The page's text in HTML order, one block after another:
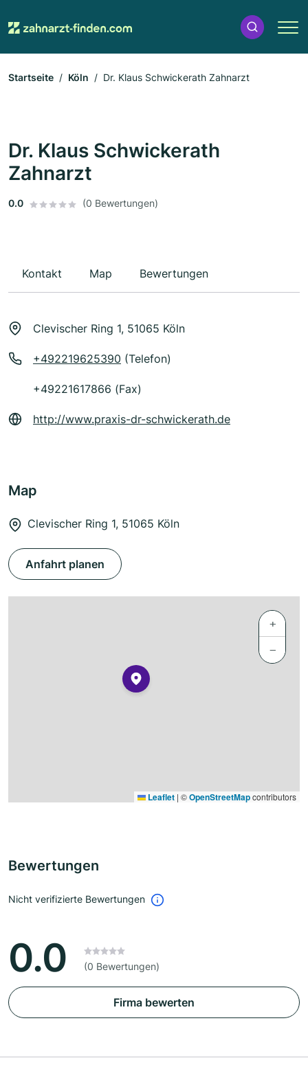
Startseite Köln Dr. Klaus Schwickerath Zahnarzt
Dr. Klaus Schwickerath
Zahnarzt
0.0 (0 Bewertungen)
Kontakt Map Bewertungen
Clevischer Ring 1, 51065 Köln
+492219625390 (Telefon)
+49221617866 (Fax)
http://www.praxis-dr-schwickerath.de
Map
Clevischer Ring 1, 51065 Köln
Anfahrt planen
+
−
Leaflet | ©OpenStreetMapcontributors
Bewertungen
Nicht verifizierte Bewertungen
0.0 (0 Bewertungen)
Firma bewerten